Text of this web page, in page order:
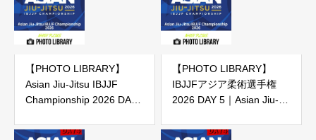
【PHOTO LIBRARY】
Asian Jiu-Jitsu IBJJF
Championship 2026 DAY
【PHOTO LIBRARY】
IBJJFアジア柔術選手権
2026 DAY 5｜Asian Jiu-
2026 DAY5 （IBJJF主催大